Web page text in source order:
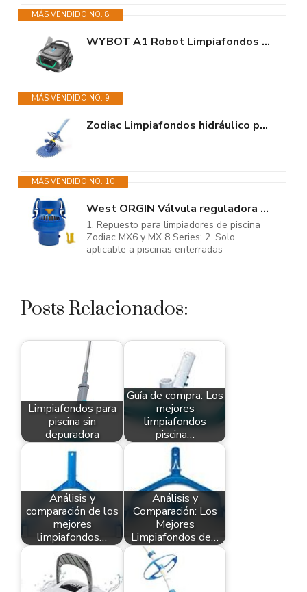
MÁS VENDIDO NO. 8
WYBOT A1 Robot Limpiafondos Piscina Turboalimentado, Limpieza Profunda...
MÁS VENDIDO NO. 9
Zodiac Limpiafondos hidráulico para Piscina T3, Solo Fondo, Aspiración...
MÁS VENDIDO NO. 10
West ORGIN Válvula reguladora de Flujo FRV100 de Repuesto para limpiadores...
1. Repuesto para limpiadores de piscina
Zodiac MX6 y MX 8 Series; 2. Solo
aplicable a piscinas enterradas
Posts Relacionados:
Limpiafondos para
piscina sin
depuradora
Guía de compra: Los
mejores
limpiafondos
piscina…
Análisis y
comparación de los
mejores
limpiafondos…
Análisis y
Comparación: Los
Mejores
Limpiafondos de…